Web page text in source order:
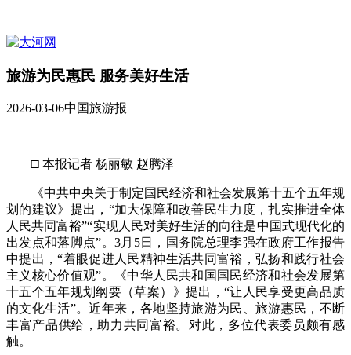
旅游为民惠民 服务美好生活
2026-03-06中国旅游报
□ 本报记者 杨丽敏 赵腾泽
《中共中央关于制定国民经济和社会发展第十五个五年规
划的建议》提出，“加大保障和改善民生力度，扎实推进全体
人民共同富裕”“实现人民对美好生活的向往是中国式现代化的
出发点和落脚点”。3月5日，国务院总理李强在政府工作报告
中提出，“着眼促进人民精神生活共同富裕，弘扬和践行社会
主义核心价值观”。《中华人民共和国国民经济和社会发展第
十五个五年规划纲要（草案）》提出，“让人民享受更高品质
的文化生活”。近年来，各地坚持旅游为民、旅游惠民，不断
丰富产品供给，助力共同富裕。对此，多位代表委员颇有感
触。